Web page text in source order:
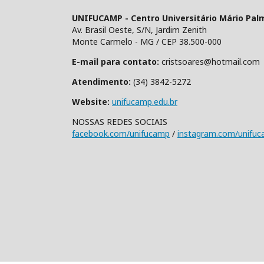
UNIFUCAMP - Centro Universitário Mário
Av. Brasil Oeste, S/N, Jardim Zenith
Monte Carmelo - MG / CEP 38.500-000
E-mail para contato: cristsoares@hotmail.com
Atendimento: (34) 3842-5272
Website: unifucamp.edu.br
NOSSAS REDES SOCIAIS
facebook.com/unifucamp / instagram.com/